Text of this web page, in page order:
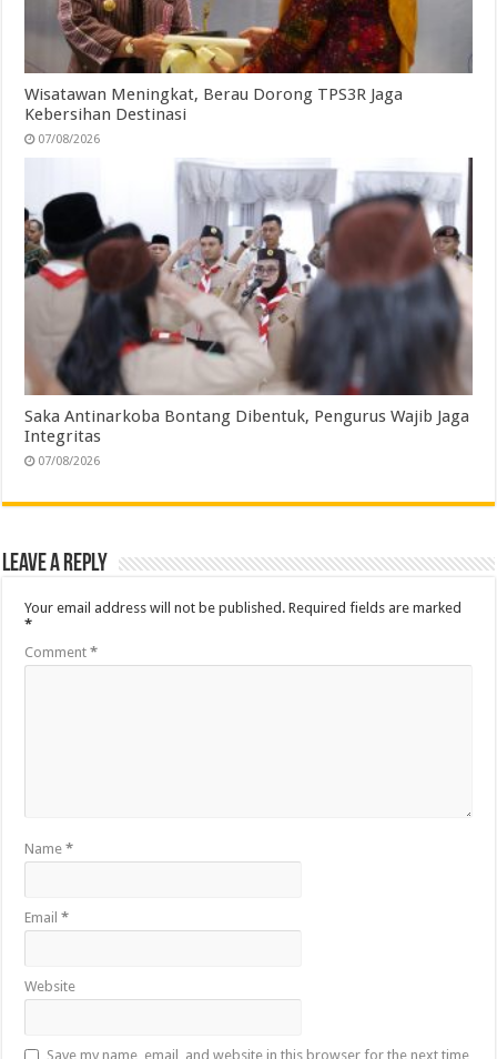
Wisatawan Meningkat, Berau Dorong TPS3R Jaga
Kebersihan Destinasi
07/08/2026
Saka Antinarkoba Bontang Dibentuk, Pengurus Wajib Jaga
Integritas
07/08/2026
Leave a Reply
Your email address will not be published. Required fields are marked
*
Comment*
Name*
Email*
Website
Save my name, email, and website in this browser for the next time